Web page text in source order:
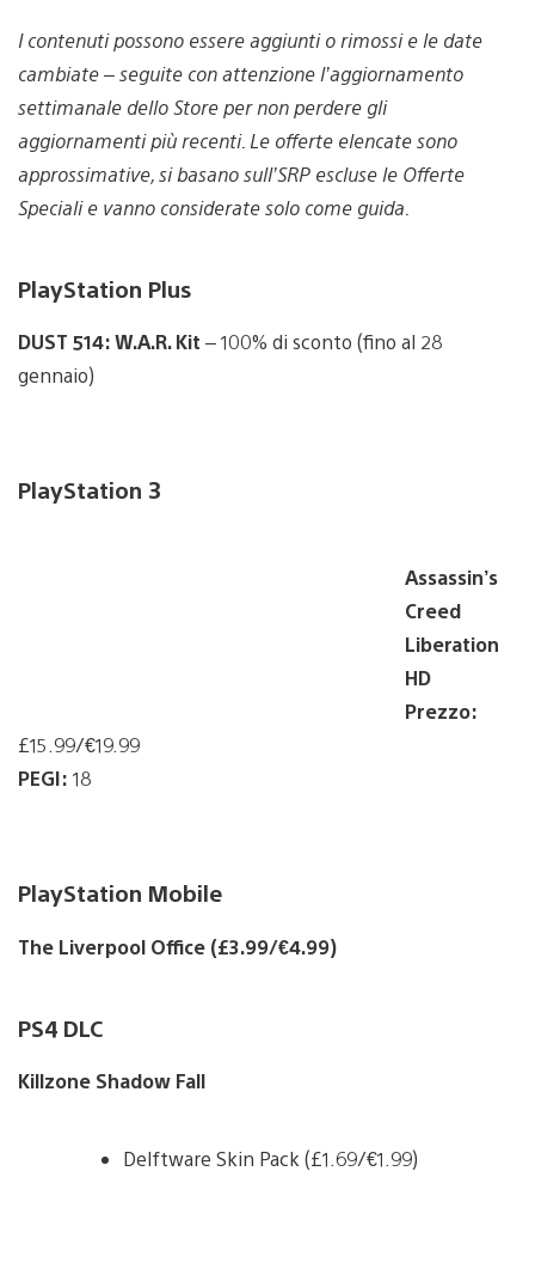
I contenuti possono essere aggiunti o rimossi e le date
cambiate – seguite con attenzione l’aggiornamento
settimanale dello Store per non perdere gli
aggiornamenti più recenti. Le offerte elencate sono
approssimative, si basano sull’SRP escluse le Offerte
Speciali e vanno considerate solo come guida.
PlayStation Plus
DUST 514: W.A.R. Kit – 100% di sconto (fino al 28
gennaio)
PlayStation 3
Assassin’s
Creed
Liberation
HD
Prezzo:
£15.99/€19.99
PEGI: 18
PlayStation Mobile
The Liverpool Office (£3.99/€4.99)
PS4 DLC
Killzone Shadow Fall
Delftware Skin Pack (£1.69/€1.99)